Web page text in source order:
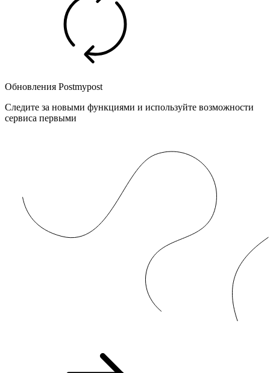
Обновления Postmypost
Следите за новыми функциями и используйте возможности
сервиса первыми